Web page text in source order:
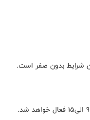
شرایط بدون صفر است.